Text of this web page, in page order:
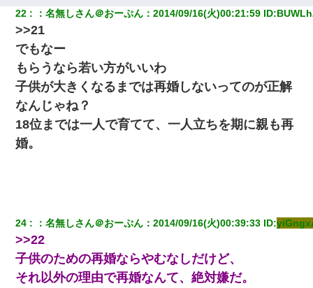
22 ：名無しさん＠おーぷん ：2014/09/16(火)00:21:59 ID:
>>21
でもなー
もらうなら若い方がいいわ
子供が大きくなるまでは再婚しないってのが正解
なんじゃね？
18位までは一人で育てて、一人立ちを期に親も再
婚。
24 ：名無しさん＠おーぷん ：2014/09/16(火)00:39:33 ID:
>>22
子供のための再婚ならやむなしだけど、
それ以外の理由で再婚なんて、絶対嫌だ。